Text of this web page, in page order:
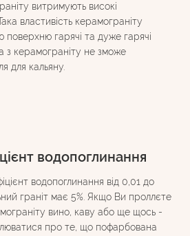
витримують високі
властивість керамограніту
поверхню гарячі та дуже гарячі
з керамограніту не зможе
для кальяну.
водопоглинання
водопоглинання від 0,01 до
граніт має 5%. Якщо Ви проллєте
вино, каву або ще щось -
про те, що пофарбована